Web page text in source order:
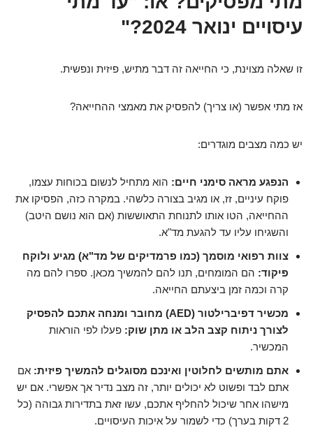
עיסויים ינואר 2024?"
זו שאלה מצוינת, כי החייאה זה דבר מתיש, פיזית ונפשית.
אז מתי אפשר (או צריך) להפסיק את מאמצי ההחייאה?
יש כמה מצבים מוגדרים:
הנפגע מראה סימני חיים: הוא מתחיל לנשום בכוחות עצמו,
פוקח עיניים, זז, או מגיב בצורה כלשהי. במקרה כזה, הפסיקו את
ההחייאה, הטו אותו לתנוחת התאוששות (אם הוא נושם היטב)
והשגיחו עליו עד להגעת מד"א.
צוות רפואי מוסמך (כמו פרמדיקים של מד"א) מגיע ולוקח
פיקוד: הם המומחים, תנו להם להמשיך מכאן. ספרו להם מה
קרה וכמה זמן ביצעתם החייאה.
מכשיר דפיברילטור (AED) מחובר ומנחה אתכם להפסיק
לצורך ניתוח קצב הלב או מתן שוק: פעלו לפי הוראות
המכשיר.
אתם מותשים לחלוטין ואינכם מסוגלים להמשיך פיזית: אם
אתם לבד ופשוט לא יכולים יותר, זה מצב נדיר אך אפשרי. אם יש
מישהו אחר שיכול להחליף אתכם, עשו זאת בתדירות גבוהה (כל
2 דקות בערך) כדי לשמור על איכות העיסויים.